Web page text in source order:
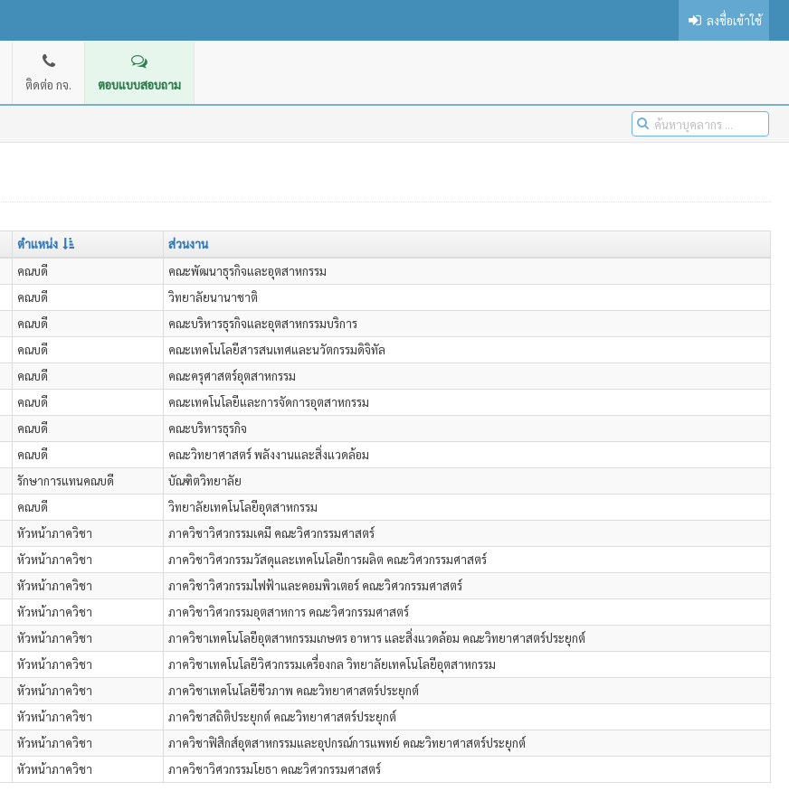
ลงชื่อเข้าใช้
ติดต่อ กจ. ตอบแบบสอบถาม
ตำแหน่ง
ส่วนงาน
คณบดี
คณะพัฒนาธุรกิจและอุตสาหกรรม
คณบดี
วิทยาลัยนานาชาติ
คณบดี
คณะบริหารธุรกิจและอุตสาหกรรมบริการ
คณบดี
คณะเทคโนโลยีสารสนเทศและนวัตกรรมดิจิทัล
คณบดี
คณะครุศาสตร์อุตสาหกรรม
คณบดี
คณะเทคโนโลยีและการจัดการอุตสาหกรรม
คณบดี
คณะบริหารธุรกิจ
คณบดี
คณะวิทยาศาสตร์ พลังงานและสิ่งแวดล้อม
รักษาการแทนคณบดี
บัณฑิตวิทยาลัย
คณบดี
วิทยาลัยเทคโนโลยีอุตสาหกรรม
หัวหน้าภาควิชา
ภาควิชาวิศวกรรมเคมี คณะวิศวกรรมศาสตร์
หัวหน้าภาควิชา
ภาควิชาวิศวกรรมวัสดุและเทคโนโลยีการผลิต คณะวิศวกรรมศาสตร์
หัวหน้าภาควิชา
ภาควิชาวิศวกรรมไฟฟ้าและคอมพิวเตอร์ คณะวิศวกรรมศาสตร์
หัวหน้าภาควิชา
ภาควิชาวิศวกรรมอุตสาหการ คณะวิศวกรรมศาสตร์
หัวหน้าภาควิชา
ภาควิชาเทคโนโลยีอุตสาหกรรมเกษตร อาหาร และสิ่งแวดล้อม คณะวิทยาศาสตร์ประยุกต์
หัวหน้าภาควิชา
ภาควิชาเทคโนโลยีวิศวกรรมเครื่องกล วิทยาลัยเทคโนโลยีอุตสาหกรรม
หัวหน้าภาควิชา
ภาควิชาเทคโนโลยีชีวภาพ คณะวิทยาศาสตร์ประยุกต์
หัวหน้าภาควิชา
ภาควิชาสถิติประยุกต์ คณะวิทยาศาสตร์ประยุกต์
หัวหน้าภาควิชา
ภาควิชาฟิสิกส์อุตสาหกรรมและอุปกรณ์การแพทย์ คณะวิทยาศาสตร์ประยุกต์
หัวหน้าภาควิชา ภาควิชาวิศวกรรมโยธา คณะวิศวกรรมศาสตร์